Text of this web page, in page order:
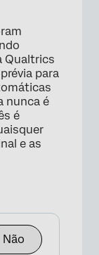
Qualtrics
para
nunca é
é
e as
Não